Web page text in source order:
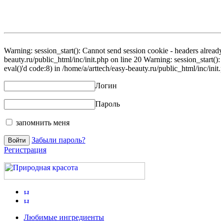
Warning: session_start(): Cannot send session cookie - headers
beauty.ru/public_html/inc/init.php on line 20 Warning:
eval()'d code:8) in /home/a/arttech/easy-beauty.ru/public_html/inc/
Логин
Пароль
запомнить меня
Забыли пароль?
Регистрация
Любимые ингредиенты